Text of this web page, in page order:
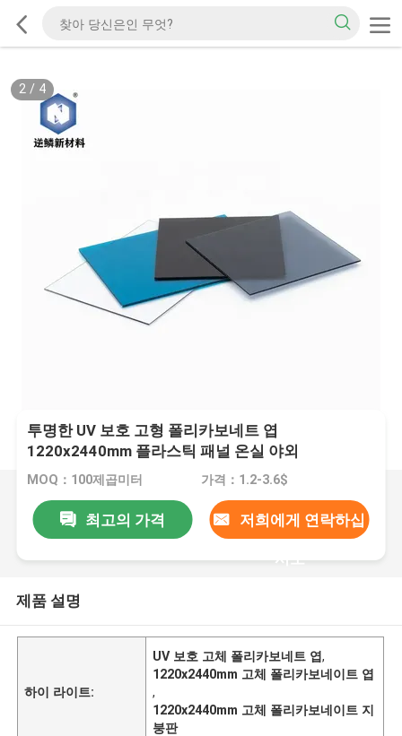
2/ 4
투명한 UV 보호 고형 폴리카보네트 엽
1220x2440mm 플라스틱 패널 온실 야외
MOQ：100제곱미터 가격：1.2-3.6$
최고의 가격 저희에게 연락하십
시오
제품 설명
하이 라이트:
UV 보호 고체 폴리카보네트 엽,
1220x2440mm 고체 폴리카보네이트 엽
,
1220x2440mm 고체 폴리카보네이트 지
붕판